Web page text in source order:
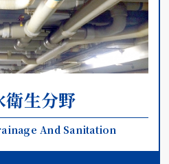
衛生分野
And Sanitation